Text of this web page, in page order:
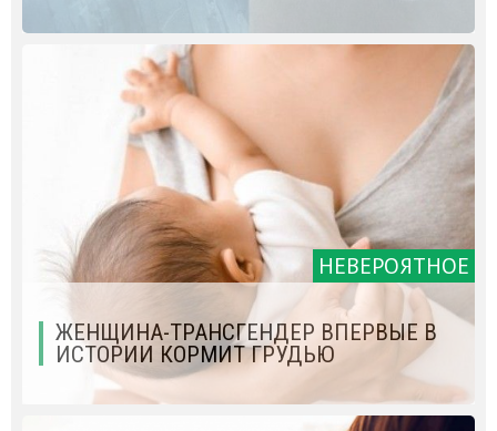
НЕВЕРОЯТНОЕ
ЖЕНЩИНА-ТРАНСГЕНДЕР ВПЕРВЫЕ В
ИСТОРИИ КОРМИТ ГРУДЬЮ